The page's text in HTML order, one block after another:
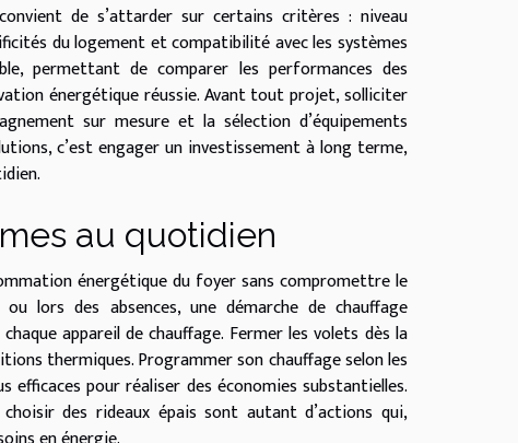
de s’attarder sur certains critères : niveau
du logement et compatibilité avec les systèmes
permettant de comparer les performances des
énergétique réussie. Avant tout projet, solliciter
sur mesure et la sélection d’équipements
c’est engager un investissement à long terme,
au quotidien
énergétique du foyer sans compromettre le
lors des absences, une démarche de chauffage
appareil de chauffage. Fermer les volets dès la
thermiques. Programmer son chauffage selon les
efficaces pour réaliser des économies substantielles.
des rideaux épais sont autant d’actions qui,